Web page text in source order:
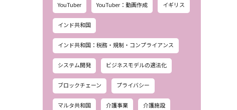
YouTuber YouTuber：動画作成 イギリス
インド共和国
インド共和国：税務・規制・コンプライアンス
システム開発 ビジネスモデルの適法化
ブロックチェーン プライバシー
マルタ共和国 介護事業 介護施設